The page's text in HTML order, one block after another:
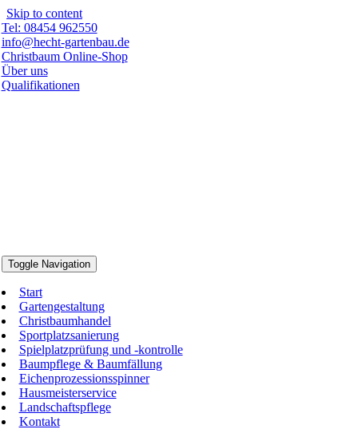
Skip to content
Tel: 08454 962550
info@hecht-gartenbau.de
Christbaum Online-Shop
Über uns
Qualifikationen
Toggle Navigation
Start
Gartengestaltung
Christbaumhandel
Sportplatzsanierung
Spielplatzprüfung und -kontrolle
Baumpflege & Baumfällung
Eichenprozessionsspinner
Hausmeisterservice
Landschaftspflege
Kontakt